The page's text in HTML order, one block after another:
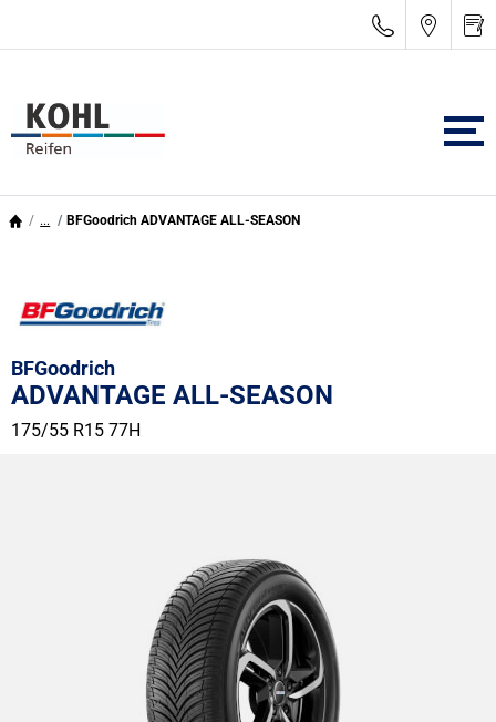
... BFGoodrich ADVANTAGE ALL-SEASON
BFGoodrich
ADVANTAGE ALL-SEASON
175/55 R15 77H